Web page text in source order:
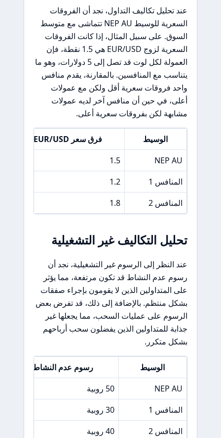
عند تحليل تكاليف التداول، نجد أن الفروقات
السعرية للوسيط NEP AU تتماشى مع متوسط
السوق. على سبيل المثال، إذا كانت الفروقات
السعرية لزوج EUR/USD هي 1.5 نقطة، فإن
العمولة لكل لوت قد تصل إلى 5 دولارات، وهو ما
يتناسب مع المنافسين. بالمقارنة، يقدم منافس
واحد فروقات سعرية أقل ولكن مع عمولات
أعلى، في حين أن منافس آخر لديه عمولات
مشابهة لكن بفروقات سعرية أعلى.
الوسيط
فرق سعر EUR/USD
NEP AU
1.5
المنافس 1
1.2
المنافس 2
1.8
تحليل التكاليف غير التشغيلية
عند النظر إلى الرسوم غير التشغيلية، نجد أن
رسوم عدم النشاط قد تكون مرتفعة، مما يؤثر
على المتداولين الذين لا يقومون بإجراء صفقات
بشكل منتظم. بالإضافة إلى ذلك، قد تفرض بعض
الرسوم على عمليات السحب، مما يجعلها غير
جذابة للمتداولين الذين يفضلون سحب أرباحهم
بشكل متكرر.
الوسيط
رسوم عدم النشاط
NEP AU
50 روبية
المنافس 1
30 روبية
المنافس 2
40 روبية